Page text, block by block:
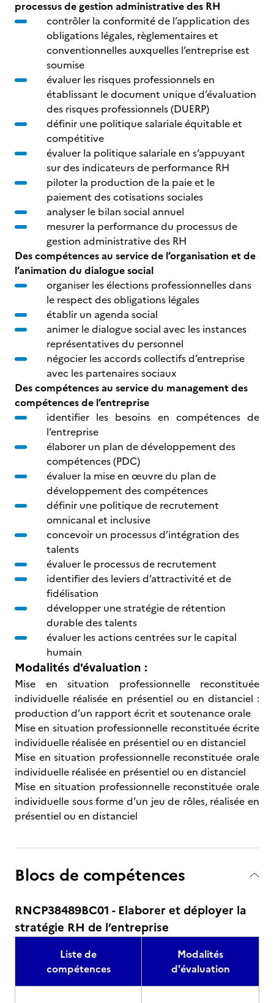
processus de gestion administrative des RH
contrôler la conformité de l’application des
obligations légales, règlementaires et
conventionnelles auxquelles l’entreprise est
soumise
évaluer les risques professionnels en
établissant le document unique d’évaluation
des risques professionnels (DUERP)
définir une politique salariale équitable et
compétitive
évaluer la politique salariale en s’appuyant
sur des indicateurs de performance RH
piloter la production de la paie et le
paiement des cotisations sociales
analyser le bilan social annuel
mesurer la performance du processus de
gestion administrative des RH
Des compétences au service de l’organisation et de
l’animation du dialogue social
organiser les élections professionnelles dans
le respect des obligations légales
établir un agenda social
animer le dialogue social avec les instances
représentatives du personnel
négocier les accords collectifs d’entreprise
avec les partenaires sociaux
Des compétences au service du management des
compétences de l’entreprise
identifier les besoins en compétences de
l’entreprise
élaborer un plan de développement des
compétences (PDC)
évaluer la mise en œuvre du plan de
développement des compétences
définir une politique de recrutement
omnicanal et inclusive
concevoir un processus d’intégration des
talents
évaluer le processus de recrutement
identifier des leviers d’attractivité et de
fidélisation
développer une stratégie de rétention
durable des talents
évaluer les actions centrées sur le capital
humain
Modalités d'évaluation :
Mise en situation professionnelle reconstituée
individuelle réalisée en présentiel ou en distanciel :
production d’un rapport écrit et soutenance orale
Mise en situation professionnelle reconstituée écrite
individuelle réalisée en présentiel ou en distanciel
Mise en situation professionnelle reconstituée orale
individuelle réalisée en présentiel ou en distanciel
Mise en situation professionnelle reconstituée orale
individuelle sous forme d’un jeu de rôles, réalisée en
présentiel ou en distanciel
Blocs de compétences
RNCP38489BC01 - Elaborer et déployer la
stratégie RH de l’entreprise
Liste de
compétences
Modalités
d'évaluation